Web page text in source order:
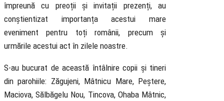
împreună cu preoții și invitații prezenți, au
conștientizat importanța acestui mare
eveniment pentru toți românii, precum și
urmările acestui act în zilele noastre.
S-au bucurat de această întâlnire copii și tineri
din parohiile: Zăgujeni, Mâtnicu Mare, Peștere,
Maciova, Sălbăgelu Nou, Tincova, Ohaba Mâtnic,